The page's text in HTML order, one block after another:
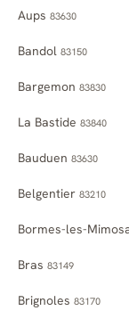
Aups 83630
Bandol 83150
Bargemon 83830
La Bastide 83840
Bauduen 83630
Belgentier 83210
Bormes-les-
Bras 83149
Brignoles 83170